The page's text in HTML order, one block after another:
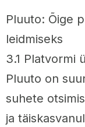
Pluuto: Õige
leidmiseks
3.1 Platvormi
Pluuto on
suhete
ja